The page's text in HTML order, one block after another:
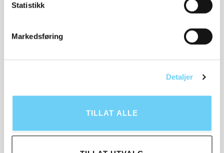
Statistikk
Markedsføring
Detaljer
TILLAT ALLE
1 298,-
HFRU0001251 beige